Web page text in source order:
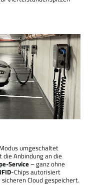
umgeschaltet
die Anbindung an die
Service– ganz ohne
-Chips autorisiert
Cloud gespeichert.